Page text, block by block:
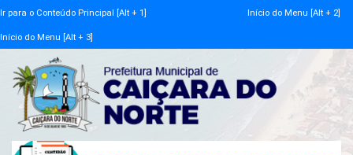
Ir para o Conteúdo Principal [Alt + 1] Início do Menu [Alt + 2]
Início do Menu [Alt + 3]